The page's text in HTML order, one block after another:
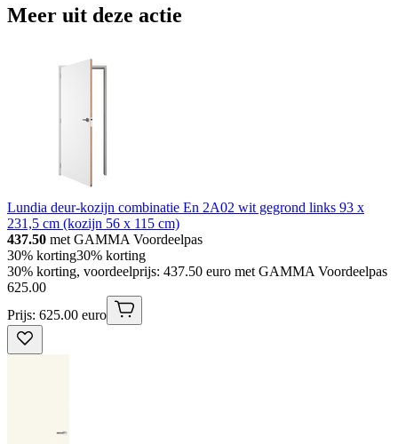
Meer uit deze actie
Lundia deur-kozijn combinatie En 2A02 wit gegrond links 93 x
231,5 cm (kozijn 56 x 115 cm)
437.50 met GAMMA Voordeelpas
30% korting30% korting
30% korting, voordeelprijs: 437.50 euro met GAMMA Voordeelpas
625.00
Prijs: 625.00 euro